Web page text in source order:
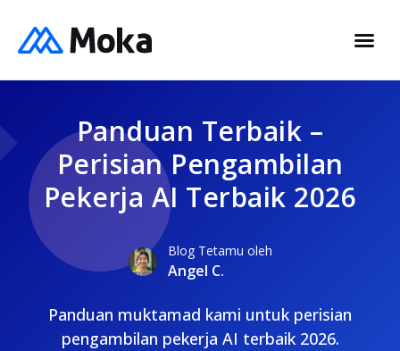
Panduan Terbaik –
Perisian Pengambilan
Pekerja AI Terbaik 2026
Blog Tetamu oleh
Angel C.
Panduan muktamad kami untuk perisian
pengambilan pekerja AI terbaik 2026.